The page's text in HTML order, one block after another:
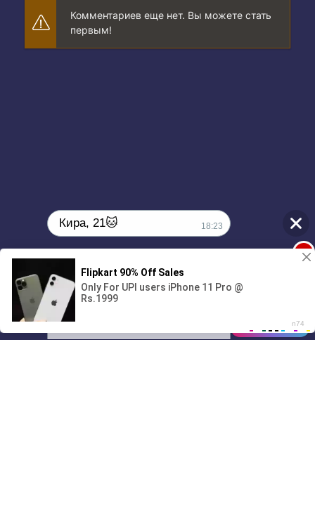
Комментариев еще нет. Вы можете стать
первым!
01/07
00:00
Кира, 21🐱 18:23
Поиграешь со мной? 💖🐾
1